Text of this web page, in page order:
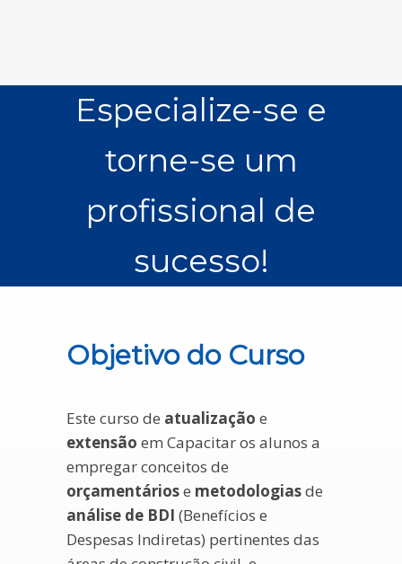
Especialize-se e
torne-se um
profissional de
sucesso!
Objetivo do Curso
Este curso de atualização e
extensão em Capacitar os alunos a
empregar conceitos de
orçamentáriose metodologiasde
análise de BDI (Benefícios e
Despesas Indiretas) pertinentes das